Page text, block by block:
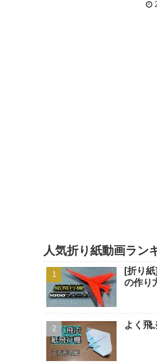
人気折り紙動画ラン
[折り
の作り
よく飛